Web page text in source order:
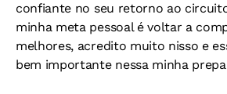
confiante no seu retorno ao
minha meta pessoal é voltar a
melhores, acredito muito nisso e
bem importante nessa minha